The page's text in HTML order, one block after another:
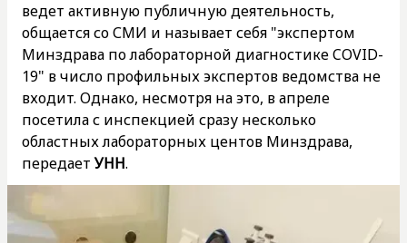
ведет активную публичную деятельность,
общается со СМИ и называет себя "экспертом
Минздрава по лабораторной диагностике COVID-
19" в число профильных экспертов ведомства не
входит. Однако, несмотря на это, в апреле
посетила с инспекцией сразу несколько
областных лабораторных центов Минздрава,
передаетУНН.